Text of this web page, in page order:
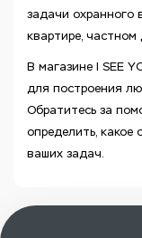
задачи охранного
квартире,
В магазине I SEE
для построения
Обратитесь за
определить,
ваших задач.